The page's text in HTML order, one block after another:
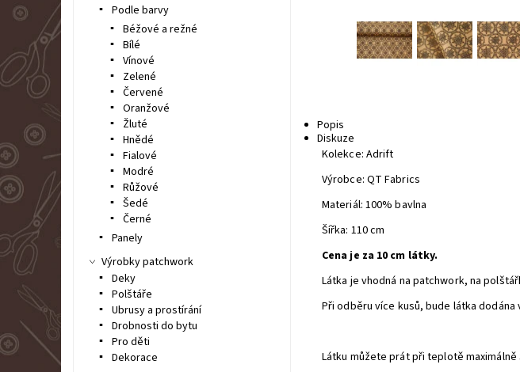
Popis
Diskuze
Kolekce: Adrift
Výrobce: QT Fabrics
Materiál: 100% bavlna
Šířka: 110 cm
Cena je za 10 cm látky.
Látka je vhodná na patchwork, na
Při odběru více kusů, bude látka dodána
Látku můžete prát při teplotě maximálně
Podle barvy
Béžové a režné
Bílé
Vínové
Zelené
Červené
Oranžové
Žluté
Hnědé
Fialové
Modré
Růžové
Šedé
Černé
Panely
Výrobky patchwork
Deky
Polštáře
Ubrusy a prostírání
Drobnosti do bytu
Pro děti
Dekorace